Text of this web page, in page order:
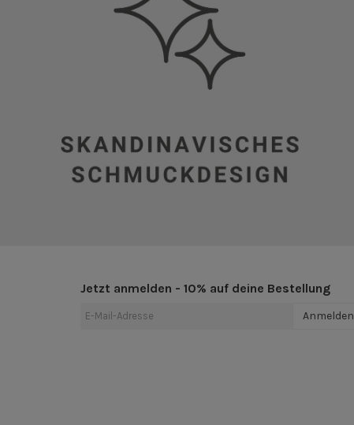
Jetzt anmelden - 10% auf deine Bestellung
Anmelden